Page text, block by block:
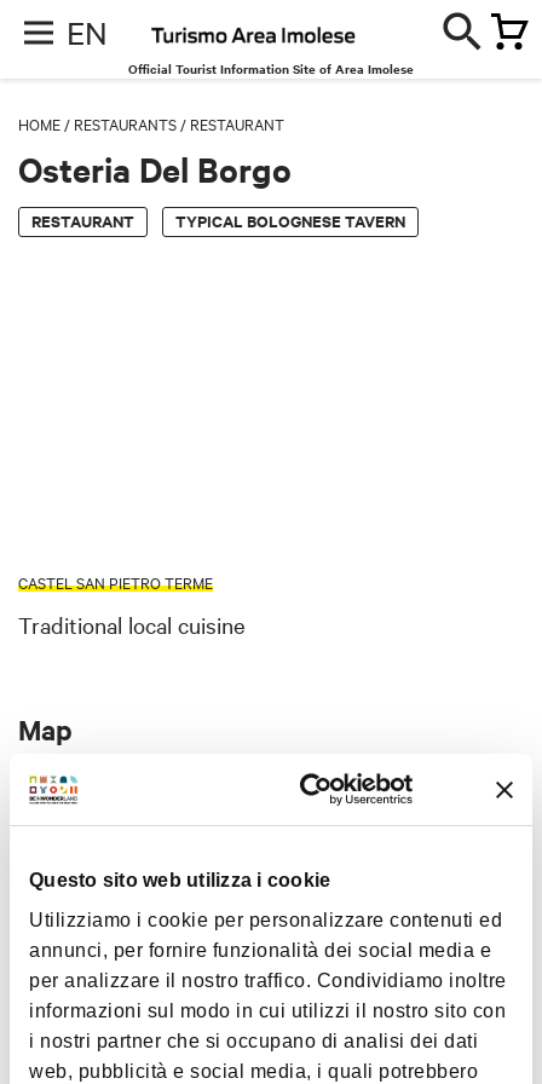
Questo sito web utilizza i cookie
Utilizziamo i cookie per personalizzare contenuti ed
annunci, per fornire funzionalità dei social media e
per analizzare il nostro traffico. Condividiamo inoltre
informazioni sul modo in cui utilizzi il nostro sito con
i nostri partner che si occupano di analisi dei dati
web, pubblicità e social media, i quali potrebbero
EN
Official Tourist Information Site of Area Imolese
HOME / RESTAURANTS / RESTAURANT
Osteria Del Borgo
RESTAURANT TYPICAL BOLOGNESE TAVERN
CASTEL SAN PIETRO TERME
Traditional local cuisine
Map
+